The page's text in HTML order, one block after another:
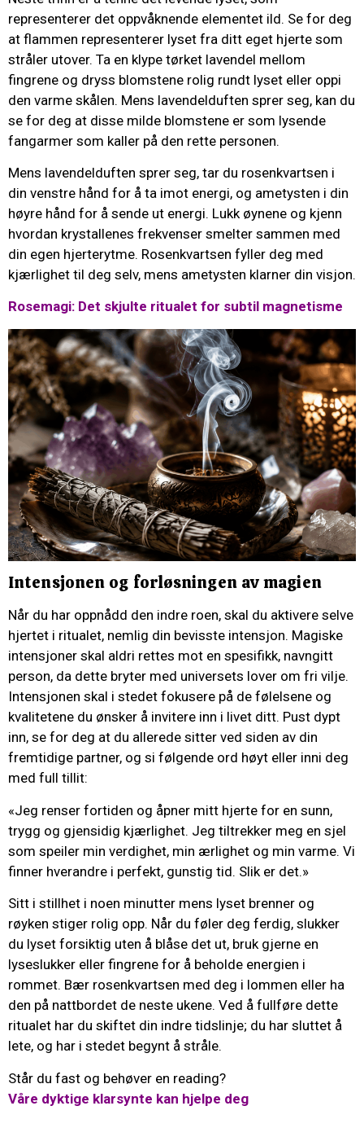
representerer det oppvåknende elementet ild. Se for deg
at flammen representerer lyset fra ditt eget hjerte som
stråler utover. Ta en klype tørket lavendel mellom
fingrene og dryss blomstene rolig rundt lyset eller oppi
den varme skålen. Mens lavendelduften sprer seg, kan du
se for deg at disse milde blomstene er som lysende
fangarmer som kaller på den rette personen.
Mens lavendelduften sprer seg, tar du rosenkvartsen i
din venstre hånd for å ta imot energi, og ametysten i din
høyre hånd for å sende ut energi. Lukk øynene og kjenn
hvordan krystallenes frekvenser smelter sammen med
din egen hjerterytme. Rosenkvartsen fyller deg med
kjærlighet til deg selv, mens ametysten klarner din visjon.
Rosemagi: Det skjulte ritualet for subtil magnetisme
Intensjonen og forløsningen av magien
Når du har oppnådd den indre roen, skal du aktivere selve
hjertet i ritualet, nemlig din bevisste intensjon. Magiske
intensjoner skal aldri rettes mot en spesifikk, navngitt
person, da dette bryter med universets lover om fri vilje.
Intensjonen skal i stedet fokusere på de følelsene og
kvalitetene du ønsker å invitere inn i livet ditt. Pust dypt
inn, se for deg at du allerede sitter ved siden av din
fremtidige partner, og si følgende ord høyt eller inni deg
med full tillit:
«Jeg renser fortiden og åpner mitt hjerte for en sunn,
trygg og gjensidig kjærlighet. Jeg tiltrekker meg en sjel
som speiler min verdighet, min ærlighet og min varme. Vi
finner hverandre i perfekt, gunstig tid. Slik er det.»
Sitt i stillhet i noen minutter mens lyset brenner og
røyken stiger rolig opp. Når du føler deg ferdig, slukker
du lyset forsiktig uten å blåse det ut, bruk gjerne en
lyseslukker eller fingrene for å beholde energien i
rommet. Bær rosenkvartsen med deg i lommen eller ha
den på nattbordet de neste ukene. Ved å fullføre dette
ritualet har du skiftet din indre tidslinje; du har sluttet å
lete, og har i stedet begynt å stråle.
Står du fast og behøver en reading?
Våre dyktige klarsynte kan hjelpe deg